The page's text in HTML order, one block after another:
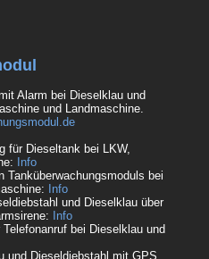
Alarm bei Dieselklau und
und Landmaschine.
für Dieseltank bei LKW,
Info
Tanküberwachungsmoduls bei
Info
und Dieselklau über
Info
bei Dieselklau und
und Dieseldiebstahl mit GPS